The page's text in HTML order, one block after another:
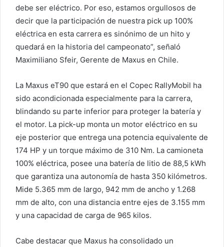
debe ser eléctrico. Por eso, estamos orgullosos de
decir que la participación de nuestra pick up 100%
eléctrica en esta carrera es sinónimo de un hito y
quedará en la historia del campeonato”, señaló
Maximiliano Sfeir, Gerente de Maxus en Chile.
La Maxus eT90 que estará en el Copec RallyMobil ha
sido acondicionada especialmente para la carrera,
blindando su parte inferior para proteger la batería y
el motor. La pick-up monta un motor eléctrico en su
eje posterior que entrega una potencia equivalente de
174 HP y un torque máximo de 310 Nm. La camioneta
100% eléctrica, posee una batería de litio de 88,5 kWh
que garantiza una autonomía de hasta 350 kilómetros.
Mide 5.365 mm de largo, 942 mm de ancho y 1.268
mm de alto, con una distancia entre ejes de 3.155 mm
y una capacidad de carga de 965 kilos.
Cabe destacar que Maxus ha consolidado un